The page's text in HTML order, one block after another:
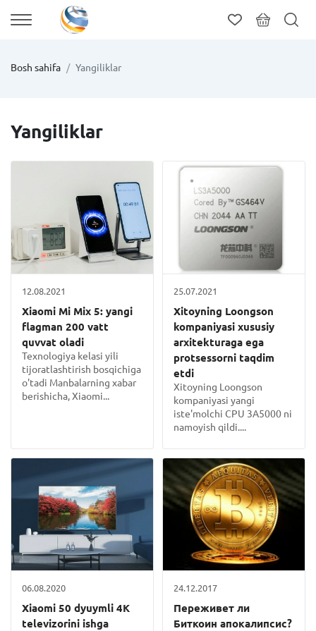
Bosh sahifa Yangiliklar
Yangiliklar
12.08.2021
Xiaomi Mi Mix 5: yangi
flagman 200 vatt
quvvat oladi
Texnologiya kelasi yili
tijoratlashtirish bosqichiga
o'tadi Manbalarning xabar
berishicha, Xiaomi...
25.07.2021
Xitoyning Loongson
kompaniyasi xususiy
arxitekturaga ega
protsessorni taqdim
etdi
Xitoyning Loongson
kompaniyasi yangi
iste'molchi CPU 3A5000 ni
namoyish qildi....
06.08.2020
Xiaomi 50 dyuymli 4K
televizorini ishga
24.12.2017
Переживет ли
Биткоин апокалипсис?